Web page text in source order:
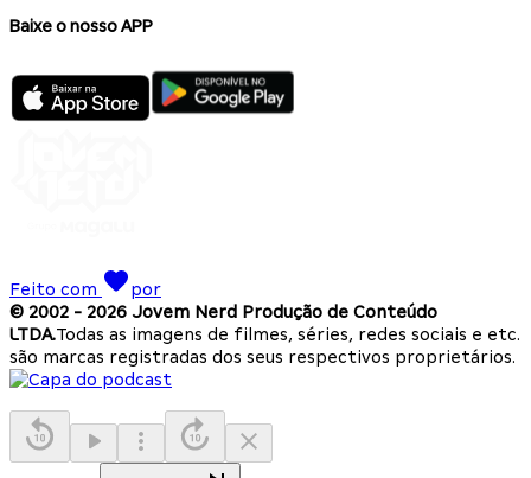
Baixe o nosso APP
Feito com
por
© 2002 - 2026 Jovem Nerd Produção de Conteúdo
LTDA.Todas as imagens de filmes, séries, redes sociais e etc.
são marcas registradas dos seus respectivos proprietários.